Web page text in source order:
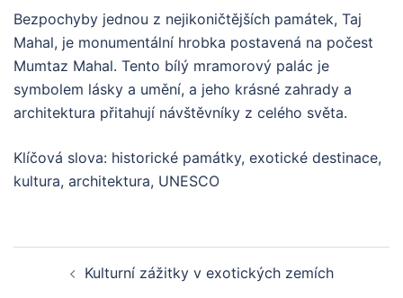
Bezpochyby jednou z nejikoničtějších památek, Taj
Mahal, je monumentální hrobka postavená na počest
Mumtaz Mahal. Tento bílý mramorový palác je
symbolem lásky a umění, a jeho krásné zahrady a
architektura přitahují návštěvníky z celého světa.
Klíčová slova: historické památky, exotické destinace,
kultura, architektura, UNESCO
navigationKulturní zážitky v exotických zemích